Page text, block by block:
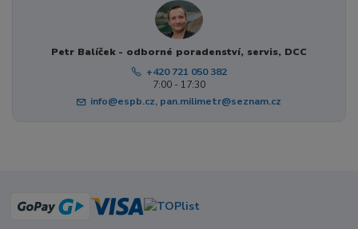
Petr Balíček - odborné poradenství, servis, DCC
+420 721 050 382
7:00 - 17:30
info@espb.cz, pan.milimetr@seznam.cz